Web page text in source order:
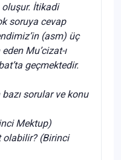
İtikadi
soruya cevap
(asm) üç
Mu’cizat-ı
geçmektedir.
sorular ve konu
Mektup)
olabilir? (Birinci